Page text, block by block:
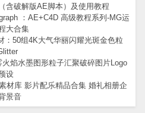
含破解版AE脚本）及使用教程
：AE+C4D 高级教程系列-MG运
大合集
：50组4K大气华丽闪耀光斑金色粒
焰水墨图形粒子汇聚破碎图片Logo
设
材库 影片配乐精品合集 婚礼相册企
景音